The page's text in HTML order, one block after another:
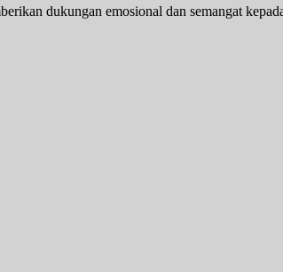
dukungan emosional dan semangat